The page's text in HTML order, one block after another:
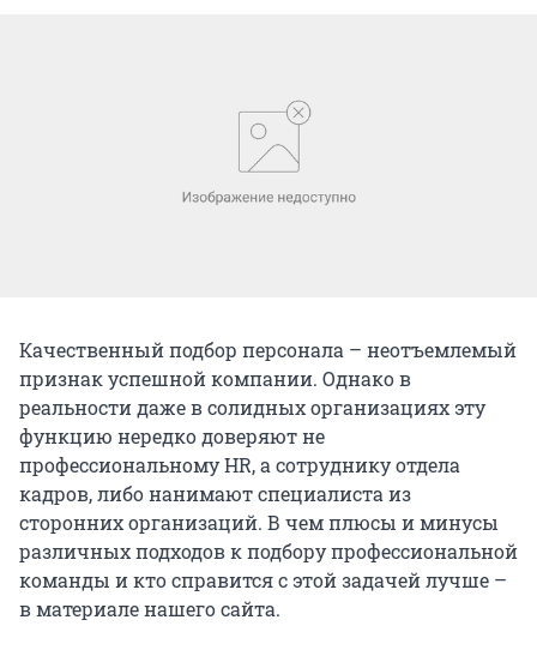
Качественный подбор персонала – неотъемлемый
признак успешной компании. Однако в
реальности даже в солидных организациях эту
функцию нередко доверяют не
профессиональному HR, а сотруднику отдела
кадров, либо нанимают специалиста из
сторонних организаций. В чем плюсы и минусы
различных подходов к подбору профессиональной
команды и кто справится с этой задачей лучше –
в материале нашего сайта.